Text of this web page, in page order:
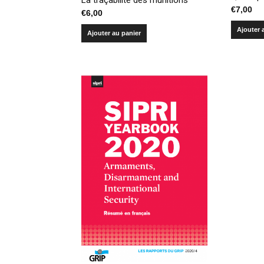
€6,00
Ajouter au panier
€7,00
Ajouter